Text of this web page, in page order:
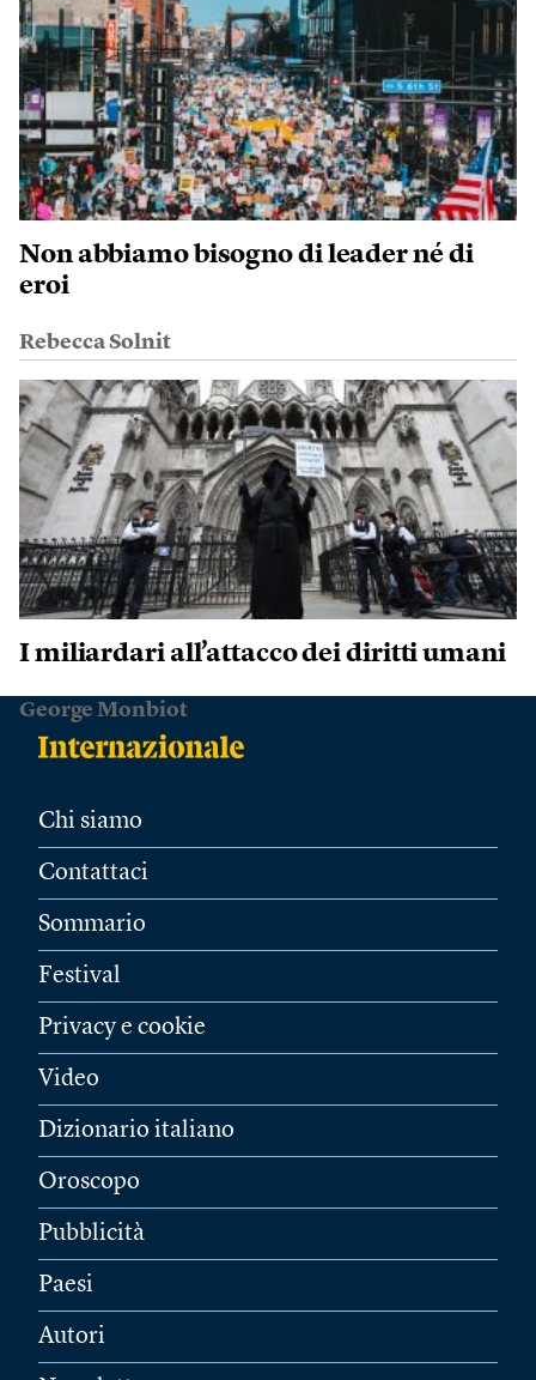
Non abbiamo bisogno di leader né di
eroi
Rebecca Solnit
I miliardari all’attacco dei diritti umani
George Monbiot
Chi siamo
Contattaci
Sommario
Festival
Privacy e cookie
Video
Dizionario italiano
Oroscopo
Pubblicità
Paesi
Autori